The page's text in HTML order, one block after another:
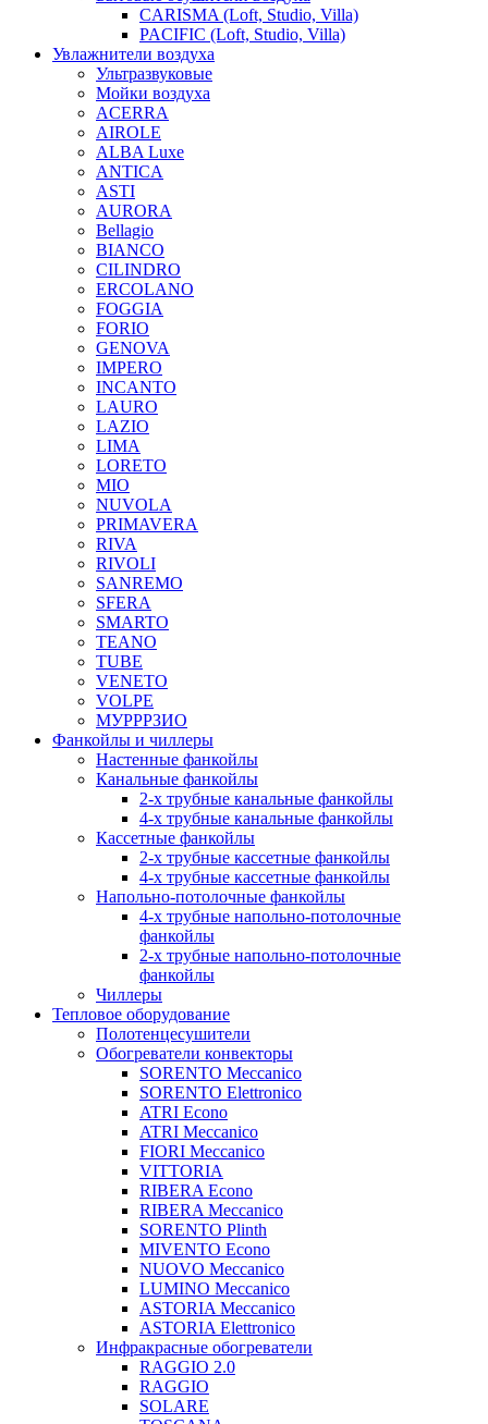
CARISMA (Loft, Studio, Villa)
PACIFIC (Loft, Studio, Villa)
Увлажнители воздуха
Ультразвуковые
Мойки воздуха
ACERRA
AIROLE
ALBA Luxe
ANTICA
ASTI
AURORA
Bellagio
BIANCO
CILINDRO
ERCOLANO
FOGGIA
FORIO
GENOVA
IMPERO
INCANTO
LAURO
LAZIO
LIMA
LORETO
MIO
NUVOLA
PRIMAVERA
RIVA
RIVOLI
SANREMO
SFERA
SMARTO
TEANO
TUBE
VENETO
VOLPE
МУРРРЗИО
Фанкойлы и чиллеры
Настенные фанкойлы
Канальные фанкойлы
2-х трубные канальные фанкойлы
4-х трубные канальные фанкойлы
Кассетные фанкойлы
2-х трубные кассетные фанкойлы
4-х трубные кассетные фанкойлы
Напольно-потолочные фанкойлы
4-х трубные напольно-потолочные
фанкойлы
2-х трубные напольно-потолочные
фанкойлы
Чиллеры
Тепловое оборудование
Полотенцесушители
Обогреватели конвекторы
SORENTO Meccanico
SORENTO Elettronico
ATRI Econo
ATRI Meccanico
FIORI Meccanico
VITTORIA
RIBERA Econo
RIBERA Meccanico
SORENTO Plinth
MIVENTO Econo
NUOVO Meccanico
LUMINO Meccanico
ASTORIA Meccanico
ASTORIA Elettronico
Инфракрасные обогреватели
RAGGIO 2.0
RAGGIO
SOLARE